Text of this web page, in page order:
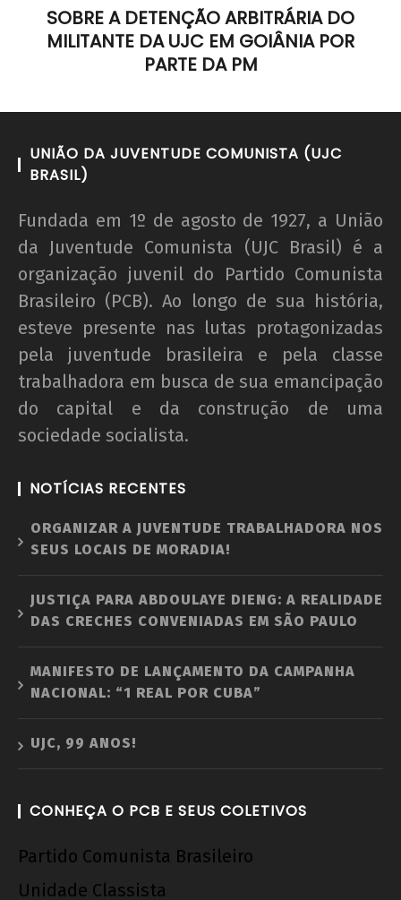
2020
wp-
admin
20 de Novembro - Dia da Consciência Negra
8 de
junho
de
wp-
admin
Nota Política da UJC SE - Nas eleições para o
59° CONUNE na UFS, o Coletivo Quilombo (PT)
UNE!
8 de
de
2020
SOBRE A DETENÇÃO ARBITRÁRIA DO
MILITANTE DA UJC EM GOIÂNIA POR
PARTE DA PM
UNIÃO DA JUVENTUDE COMUNISTA (UJC
BRASIL)
Fundada em 1º de agosto de 1927, a União
da Juventude Comunista (UJC Brasil) é a
organização juvenil do Partido Comunista
Brasileiro (PCB). Ao longo de sua história,
esteve presente nas lutas protagonizadas
pela juventude brasileira e pela classe
trabalhadora em busca de sua emancipação
do capital e da construção de uma
sociedade socialista.
NOTÍCIAS RECENTES
ORGANIZAR A JUVENTUDE TRABALHADORA NOS
SEUS LOCAIS DE MORADIA!
JUSTIÇA PARA ABDOULAYE DIENG: A REALIDADE
DAS CRECHES CONVENIADAS EM SÃO PAULO
MANIFESTO DE LANÇAMENTO DA CAMPANHA
NACIONAL: “1 REAL POR CUBA”
UJC, 99 ANOS!
CONHEÇA O PCB E SEUS COLETIVOS
Partido Comunista Brasileiro
Unidade Classista